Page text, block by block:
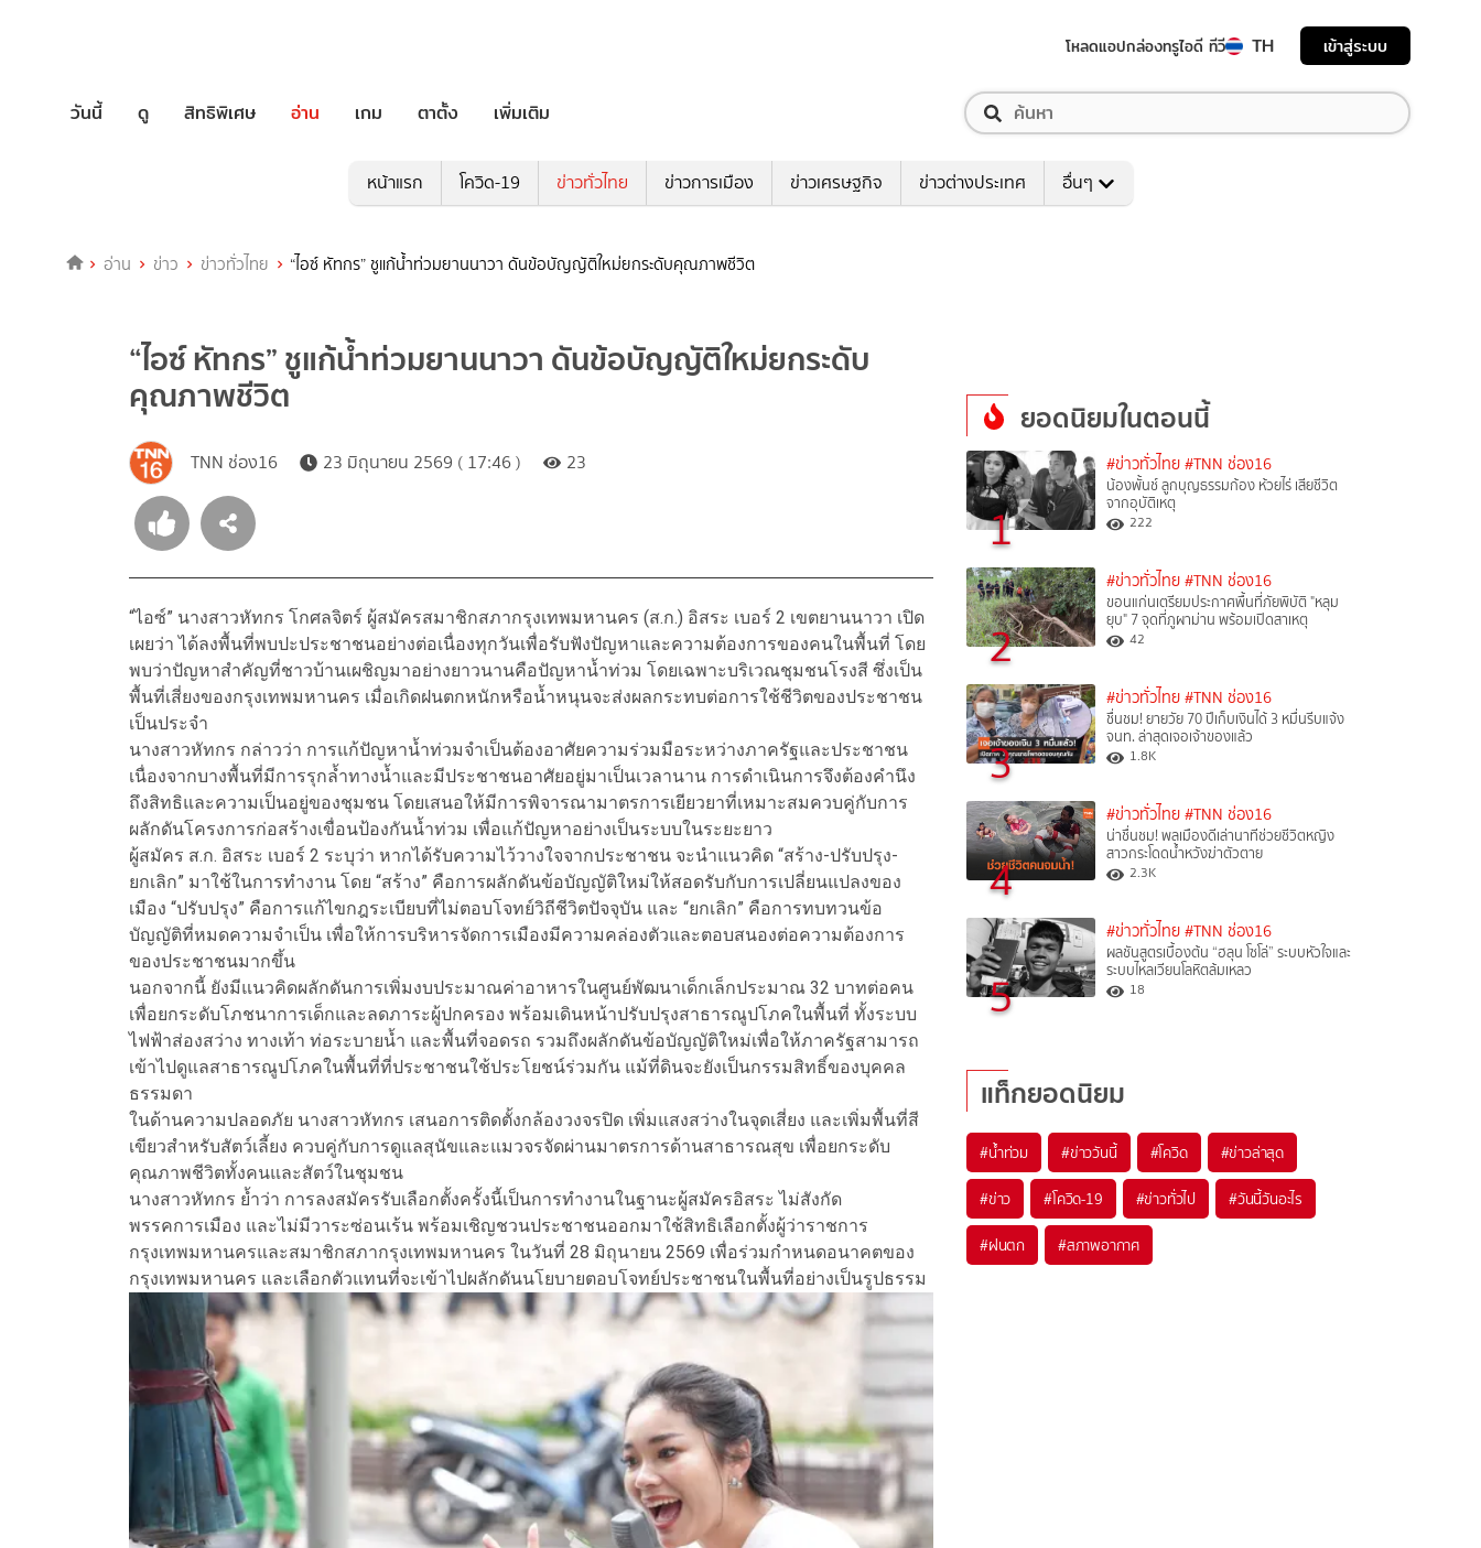
โหลดแอปกล่องทรูไอดี ทีวี TH เข้าสู่ระบบ
วันนี้ ดู สิทธิพิเศษ อ่าน เกม ตาตั้ง เพิ่มเติม
หน้าแรก โควิด-19 ข่าวทั่วไทย ข่าวการเมือง ข่าวเศรษฐกิจ ข่าวต่างประเทศ อื่นๆ
อ่าน ข่าว ข่าวทั่วไทย “ไอซ์ หัทกร” ชูแก้น้ำท่วมยานนาวา ดันข้อบัญญัติใหม่ยกระดับคุณภาพชีวิต
“ไอซ์ หัทกร” ชูแก้น้ำท่วมยานนาวา ดันข้อบัญญัติใหม่ยกระดับ
คุณภาพชีวิต
TNN ช่อง16 23 มิถุนายน 2569 ( 17:46 ) 23
“ไอซ์” นางสาวหัทกร โกศลจิตร์ ผู้สมัครสมาชิกสภากรุงเทพมหานคร (ส.ก.) อิสระ เบอร์ 2 เขตยานนาวา เปิด
เผยว่า ได้ลงพื้นที่พบปะประชาชนอย่างต่อเนื่องทุกวันเพื่อรับฟังปัญหาและความต้องการของคนในพื้นที่ โดย
พบว่าปัญหาสำคัญที่ชาวบ้านเผชิญมาอย่างยาวนานคือปัญหาน้ำท่วม โดยเฉพาะบริเวณชุมชนโรงสี ซึ่งเป็น
พื้นที่เสี่ยงของกรุงเทพมหานคร เมื่อเกิดฝนตกหนักหรือน้ำหนุนจะส่งผลกระทบต่อการใช้ชีวิตของประชาชน
เป็นประจำ
นางสาวหัทกร กล่าวว่า การแก้ปัญหาน้ำท่วมจำเป็นต้องอาศัยความร่วมมือระหว่างภาครัฐและประชาชน
เนื่องจากบางพื้นที่มีการรุกล้ำทางน้ำและมีประชาชนอาศัยอยู่มาเป็นเวลานาน การดำเนินการจึงต้องคำนึง
ถึงสิทธิและความเป็นอยู่ของชุมชน โดยเสนอให้มีการพิจารณามาตรการเยียวยาที่เหมาะสมควบคู่กับการ
ผลักดันโครงการก่อสร้างเขื่อนป้องกันน้ำท่วม เพื่อแก้ปัญหาอย่างเป็นระบบในระยะยาว
ผู้สมัคร ส.ก. อิสระ เบอร์ 2 ระบุว่า หากได้รับความไว้วางใจจากประชาชน จะนำแนวคิด “สร้าง-ปรับปรุง-
ยกเลิก” มาใช้ในการทำงาน โดย “สร้าง” คือการผลักดันข้อบัญญัติใหม่ให้สอดรับกับการเปลี่ยนแปลงของ
เมือง “ปรับปรุง” คือการแก้ไขกฎระเบียบที่ไม่ตอบโจทย์วิถีชีวิตปัจจุบัน และ “ยกเลิก” คือการทบทวนข้อ
บัญญัติที่หมดความจำเป็น เพื่อให้การบริหารจัดการเมืองมีความคล่องตัวและตอบสนองต่อความต้องการ
ของประชาชนมากขึ้น
นอกจากนี้ ยังมีแนวคิดผลักดันการเพิ่มงบประมาณค่าอาหารในศูนย์พัฒนาเด็กเล็กประมาณ 32 บาทต่อคน
เพื่อยกระดับโภชนาการเด็กและลดภาระผู้ปกครอง พร้อมเดินหน้าปรับปรุงสาธารณูปโภคในพื้นที่ ทั้งระบบ
ไฟฟ้าส่องสว่าง ทางเท้า ท่อระบายน้ำ และพื้นที่จอดรถ รวมถึงผลักดันข้อบัญญัติใหม่เพื่อให้ภาครัฐสามารถ
เข้าไปดูแลสาธารณูปโภคในพื้นที่ที่ประชาชนใช้ประโยชน์ร่วมกัน แม้ที่ดินจะยังเป็นกรรมสิทธิ์ของบุคคล
ธรรมดา
ในด้านความปลอดภัย นางสาวหัทกร เสนอการติดตั้งกล้องวงจรปิด เพิ่มแสงสว่างในจุดเสี่ยง และเพิ่มพื้นที่สี
เขียวสำหรับสัตว์เลี้ยง ควบคู่กับการดูแลสุนัขและแมวจรจัดผ่านมาตรการด้านสาธารณสุข เพื่อยกระดับ
คุณภาพชีวิตทั้งคนและสัตว์ในชุมชน
นางสาวหัทกร ย้ำว่า การลงสมัครรับเลือกตั้งครั้งนี้เป็นการทำงานในฐานะผู้สมัครอิสระ ไม่สังกัด
พรรคการเมือง และไม่มีวาระซ่อนเร้น พร้อมเชิญชวนประชาชนออกมาใช้สิทธิเลือกตั้งผู้ว่าราชการ
กรุงเทพมหานครและสมาชิกสภากรุงเทพมหานคร ในวันที่ 28 มิถุนายน 2569 เพื่อร่วมกำหนดอนาคตของ
กรุงเทพมหานคร และเลือกตัวแทนที่จะเข้าไปผลักดันนโยบายตอบโจทย์ประชาชนในพื้นที่อย่างเป็นรูปธรรม
ยอดนิยมในตอนนี้
1
#ข่าวทั่วไทย #TNN ช่อง16
น้องพั้นช์ ลูกบุญธรรมก้อง ห้วยไร่ เสียชีวิต
จากอุบัติเหตุ
222
2
#ข่าวทั่วไทย #TNN ช่อง16
ขอนแก่นเตรียมประกาศพื้นที่ภัยพิบัติ "หลุม
ยุบ" 7 จุดที่ภูผาม่าน พร้อมเปิดสาเหตุ
42
3
#ข่าวทั่วไทย #TNN ช่อง16
ชื่นชม! ยายวัย 70 ปีเก็บเงินได้ 3 หมื่นรีบแจ้ง
จนท. ล่าสุดเจอเจ้าของแล้ว
1.8K
4
#ข่าวทั่วไทย #TNN ช่อง16
น่าชื่นชม! พลเมืองดีเล่านาทีช่วยชีวิตหญิง
สาวกระโดดน้ำหวังฆ่าตัวตาย
2.3K
5
#ข่าวทั่วไทย #TNN ช่อง16
ผลชันสูตรเบื้องต้น “ฮลุน โซโล่” ระบบหัวใจและ
ระบบไหลเวียนโลหิตล้มเหลว
18
แท็กยอดนิยม
#น้ำท่วม #ข่าววันนี้ #โควิด #ข่าวล่าสุด
#ข่าว #โควิด-19 #ข่าวทั่วไป #วันนี้วันอะไร
#ฝนตก #สภาพอากาศ